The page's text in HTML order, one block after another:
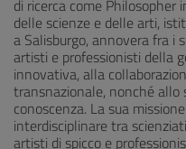
di ricerca come Philosopher
delle scienze e delle arti,
a Salisburgo, annovera fra i
artisti e professionisti della
innovativa, alla
transnazionale, nonché allo
conoscenza. La sua
interdisciplinare tra
artisti di spicco e